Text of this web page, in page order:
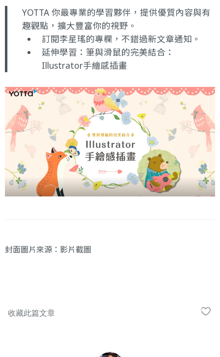
YOTTA 你最專業的學習夥伴，提供優質內容與有
趣觀點，擴大豐富你的視野。
訂閱李星瑤的專欄 ，不錯過新文章通知。
延伸學習： 筆與滑鼠的完美結合：
Illustrator手繪感插畫
封面圖片來源： 影片截圖